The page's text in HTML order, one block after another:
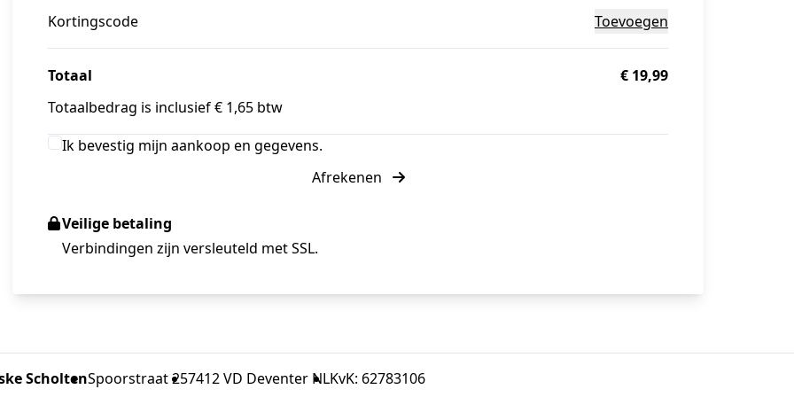
Kortingscode Toevoegen
Totaal
€ 19,99
Totaalbedrag is inclusief € 1,65 btw
Ik bevestig mijn aankoop en gegevens.
Afrekenen
Veilige betaling
Verbindingen zijn versleuteld met SSL.
ScholtenSpoorstraat 257412 VD Deventer NLKvK: 62783106